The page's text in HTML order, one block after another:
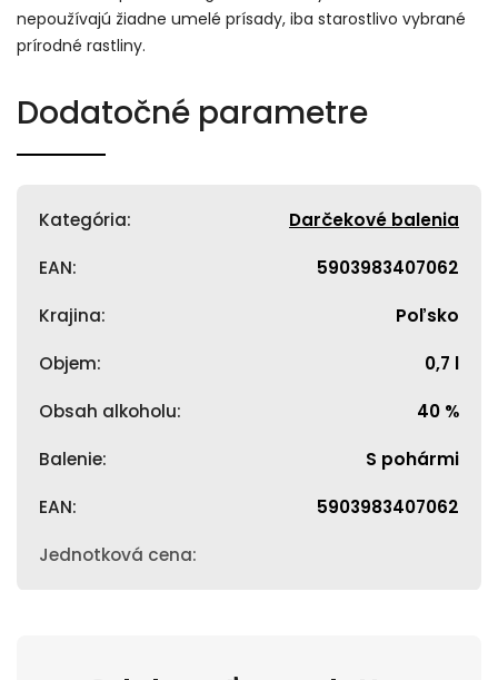
nepoužívajú žiadne umelé prísady, iba starostlivo vybrané
prírodné rastliny.
Dodatočné parametre
Kategória: Darčekové balenia
EAN: 5903983407062
Krajina: Poľsko
Objem: 0,7 l
Obsah alkoholu: 40 %
Balenie: S pohármi
EAN: 5903983407062
Jednotková cena: